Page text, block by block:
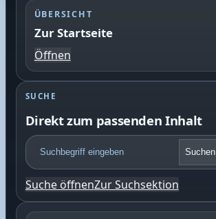
ÜBERSICHT
Zur Startseite
Öffnen
SUCHE
Direkt zum passenden Inhalt
F
o
o
t
e
Suchen
Suche öffnenZur Suchsektion